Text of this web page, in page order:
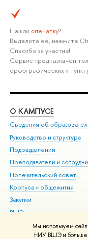
Мы используем
НИУ ВШЭ и
Нашли опечатку?
Выделите её, нажмите
Спасибо за участие!
Сервис предназначен
орфографических и
О КАМПУСЕ
Сведения об
Руководство и структура
Подразделения
Преподаватели и
Попечительский совет
Корпуса и общежития
Закупки
ВШЭ для студентов с
здоровья и инвалидностью
Версия для слабовидящих